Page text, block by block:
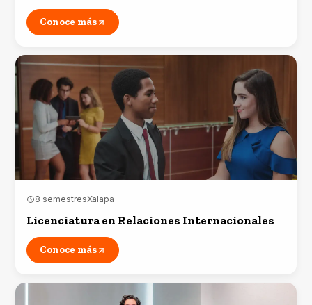
Conoce más
8 semestresXalapa
Licenciatura en Relaciones Internacionales
Conoce más